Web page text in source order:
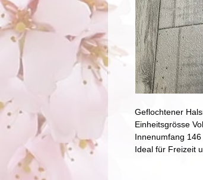
Geflochtener
Einheitsgrösse
Innenumfang 146
Ideal für Freizeit